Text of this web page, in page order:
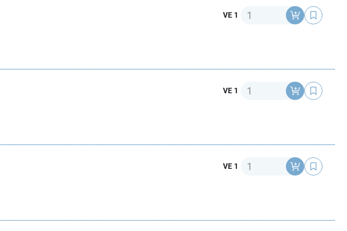
VE 1 Anzahl
VE 1 Anzahl
VE 1 Anzahl